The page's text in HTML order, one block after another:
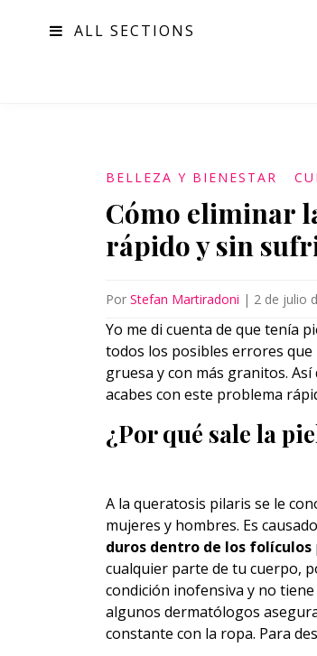
ALL SECTIONS
BELLEZA Y BIENESTAR
Cómo eliminar
rápido y sin
Por Stefan Martiradoni | 2 de julio
Yo me di cuenta de que tenía
todos los posibles errores que
gruesa y con más granitos.
acabes con este problema
¿Por qué sale la
A la queratosis pilaris se le
mujeres y hombres. Es
duros dentro de los folículos
cualquier parte de tu cuerpo,
condición inofensiva y no
algunos dermatólogos
constante con la ropa. Para